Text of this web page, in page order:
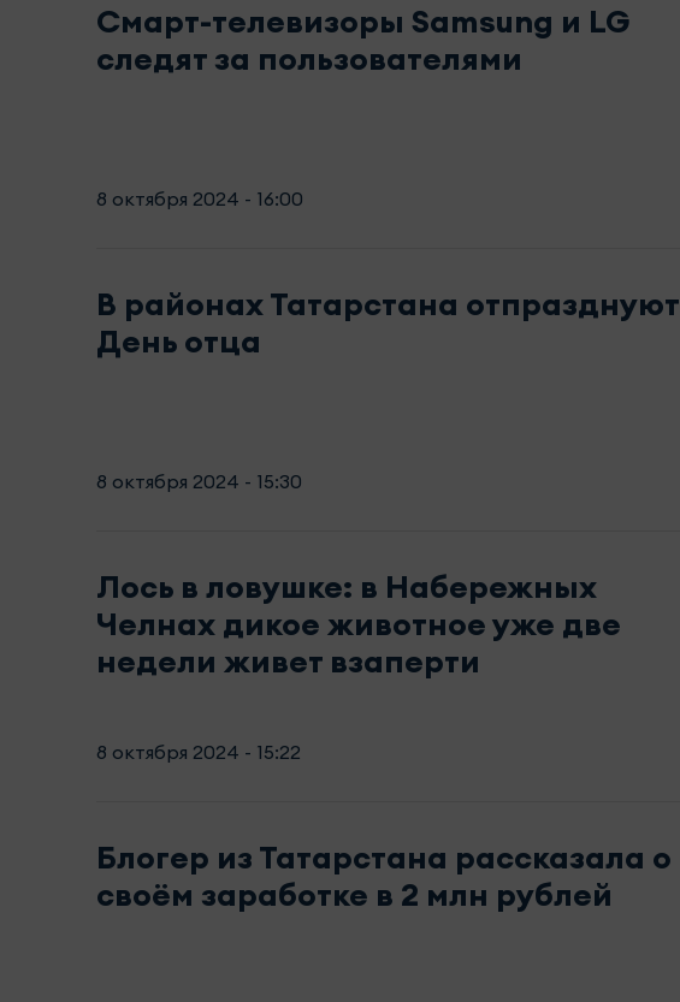
Смарт-телевизоры Samsung и LG
следят за пользователями
8 октября 2024 - 16:00
В районах Татарстана отпразднуют
День отца
8 октября 2024 - 15:30
Лось в ловушке: в Набережных
Челнах дикое животное уже две
недели живет взаперти
8 октября 2024 - 15:22
Блогер из Татарстана рассказала о
своём заработке в 2 млн рублей